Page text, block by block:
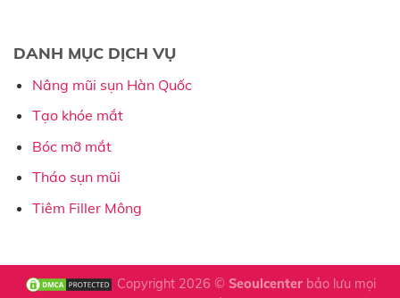
DANH MỤC DỊCH VỤ
Nâng mũi sụn Hàn Quốc
Tạo khóe mắt
Bóc mỡ mắt
Tháo sụn mũi
Tiêm Filler Mông
Copyright 2026 © Seoulcenter bảo lưu mọi